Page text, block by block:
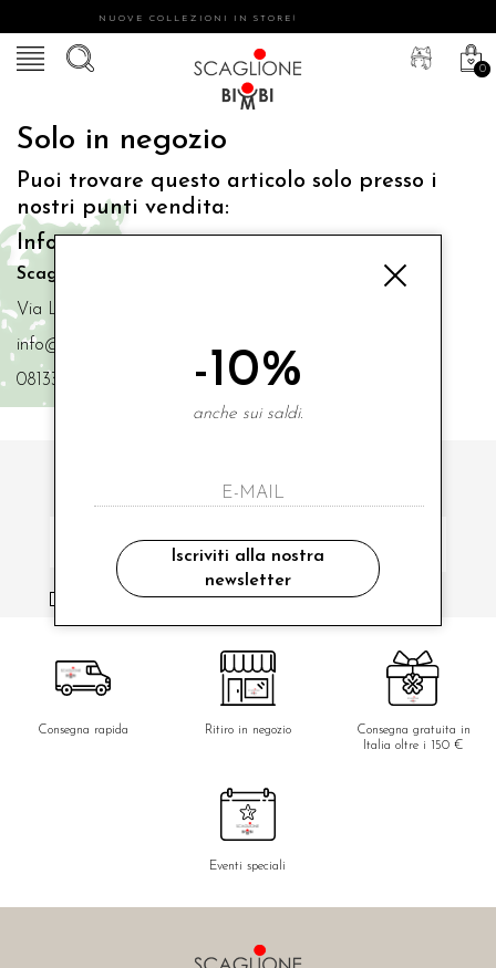
NUOVE COLLEZIONI IN STORE!
0
Solo in negozio
Puoi trovare questo articolo solo presso i
nostri punti vendita:
Info contatti
Scaglione Bimbi di Iacono Maria Angela
Via Luigi Mazzella,73 80077 Ischia
info@scaglionebimbi.com
0813331162
ISCRIVITI ALLA NOSTRA NEWSLETTER
ho letto ed accettato le condizioni sulla privacy.
Consegna rapida Ritiro in negozio
Consegna gratuita in
Italia oltre i 150 €
Eventi speciali
-10%
anche sui saldi.
Iscriviti alla nostra
newsletter